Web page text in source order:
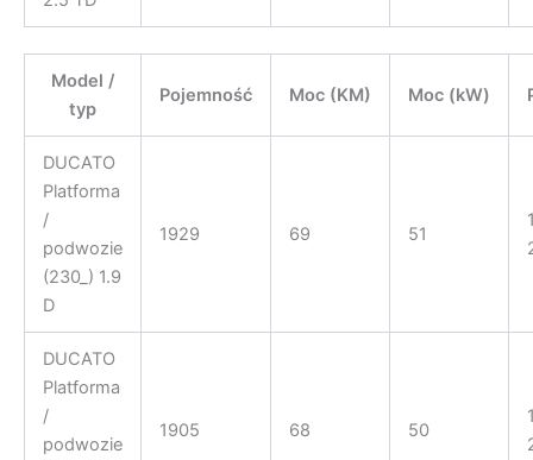
Model /
typ
Pojemność Moc (KM) Moc (kW)
DUCATO
Platforma
/
podwozie
(230_) 1.9
D
1929 69 51
DUCATO
Platforma
/
podwozie
1905 68 50